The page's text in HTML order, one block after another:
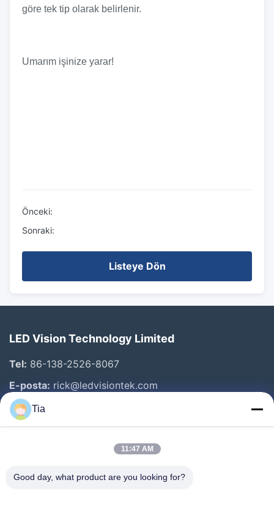
göre tek tip olarak belirlenir.
Umarım işinize yarar!
Önceki:
Sonraki:
Listeye Dön
LED Vision Technology Limited
Tel: 86-138-2526-8067
E-posta: rick@ledvisiontek.com
Hızlı Bağlantılar
Ürün:% S
Tia
11:47 AM
Good day, what product are you looking for?